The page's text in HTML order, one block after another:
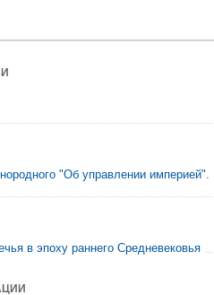
"Об управлении империей".
в эпоху раннего Средневековья